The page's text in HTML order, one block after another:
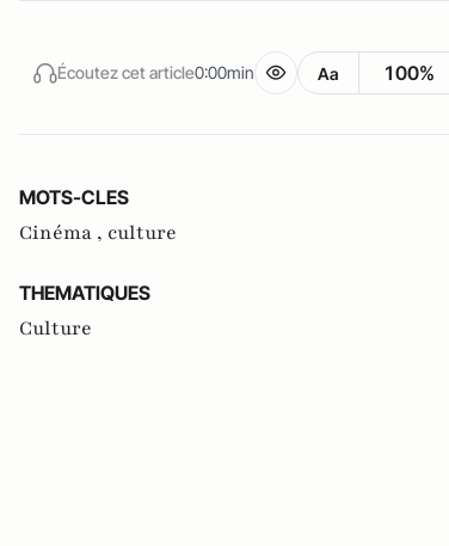
Écoutez cet article0:00min Aa 100%
MOTS-CLES
Cinéma , culture
THEMATIQUES
Culture